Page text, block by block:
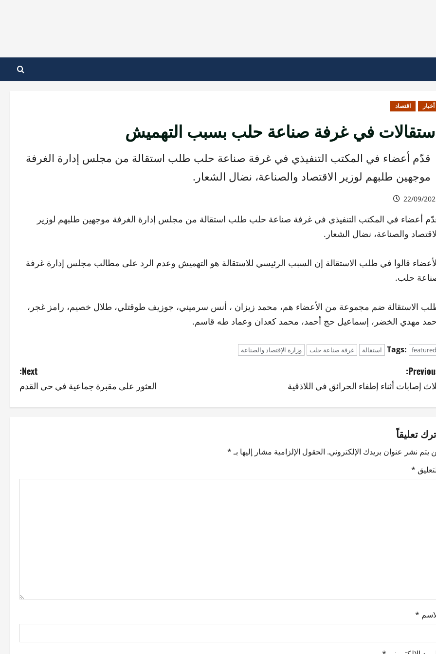
أخبار اقتصاد
في غرفة صناعة حلب بسبب التهميش
قدّم أعضاء في المكتب التنفيذي في غرفة صناعة حلب طلب استقالة من مجلس إدارة الغرفة
موجهين طلبهم لوزير الاقتصاد والصناعة، نضال الشعار.
22/09/
أعضاء في المكتب التنفيذي في غرفة صناعة حلب طلب استقالة من مجلس إدارة الغرفة موجهين طلبهم لوزير
والصناعة، نضال الشعار.
قالوا في طلب الاستقالة إن السبب الرئيسي للاستقالة هو التهميش وعدم الرد على مطالب مجلس إدارة غرفة
حلب.
الاستقالة ضم مجموعة من الأعضاء هم، محمد زيزان ، أنس سرميني، جوزيف طوقتلي، طلال خصيم، رامز غجر،
مهدي الخضر، إسماعيل حج أحمد، محمد كعدان وعماد طه قاسم.
Tags: featured استقالة غرفة صناعة حلب وزارة الإقتصاد والصناعة
إصابات أثناء إطفاء الحرائق في اللاذقية
Next:
العثور على مقبرة جماعية في حي القدم
تعليقاً
يتم نشر عنوان بريدك الإلكتروني. الحقول الإلزامية مشار إليها بـ*
*
*